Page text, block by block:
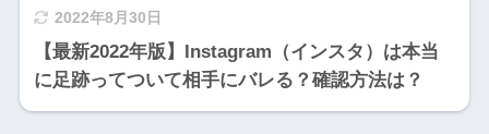
2022年8月30日
【最新2022年版】Instagram（インスタ）は本当
に足跡ってついて相手にバレる？確認方法は？